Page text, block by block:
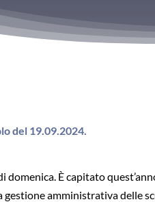
del 19.09.2024.
domenica. È capitato
amministrativa delle